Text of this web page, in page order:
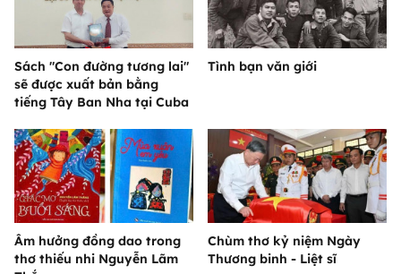
Sách "Con đường tương lai"
sẽ được xuất bản bằng
tiếng Tây Ban Nha tại Cuba
Tình bạn văn giới
Âm hưởng đồng dao trong
thơ thiếu nhi Nguyễn Lãm
Chùm thơ kỷ niệm Ngày
Thương binh - Liệt sĩ